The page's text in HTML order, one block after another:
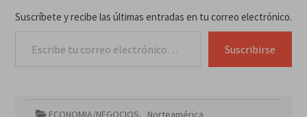
Suscríbete y recibe las últimas entradas en tu correo electrónico.
Suscribirse
ECONOMIA/NEGOCIOS, Norteamérica